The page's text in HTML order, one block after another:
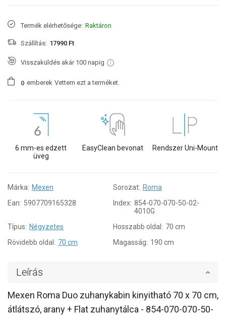
Termék elérhetősége: Raktáron
Szállítás: 17990 Ft
Visszaküldés akár 100 napig
0 emberek Vettem ezt a terméket.
6 mm-es edzett
üveg
EasyClean bevonat Rendszer Uni-Mount
Márka: Mexen Sorozat: Roma
Ean: 5907709165328 Index: 854-070-070-50-02-
4010G
Típus: Négyzetes Hosszabb oldal: 70 cm
Rövidebb oldal: 70 cm Magasság: 190 cm
Leírás
Mexen Roma Duo zuhanykabin kinyitható 70 x 70 cm,
átlátszó, arany + Flat zuhanytálca - 854-070-070-50-